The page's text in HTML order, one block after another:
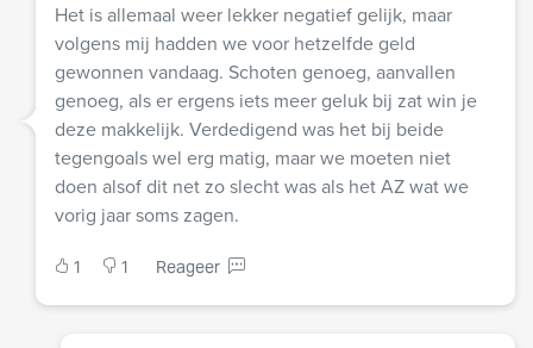
Het is allemaal weer lekker negatief gelijk, maar
volgens mij hadden we voor hetzelfde geld
gewonnen vandaag. Schoten genoeg, aanvallen
genoeg, als er ergens iets meer geluk bij zat win je
deze makkelijk. Verdedigend was het bij beide
tegengoals wel erg matig, maar we moeten niet
doen alsof dit net zo slecht was als het AZ wat we
vorig jaar soms zagen.
1 1 Reageer